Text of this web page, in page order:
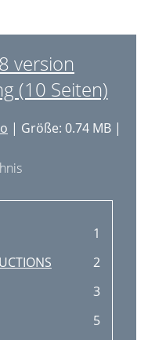
version
(10 Seiten)
| Größe: 0.74 MB |
1
2
3
5